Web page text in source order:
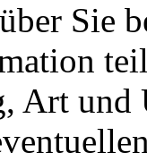
Sie
Art und